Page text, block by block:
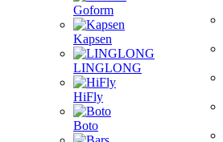
Goform
Kapsen
LINGLONG
HiFly
Boto